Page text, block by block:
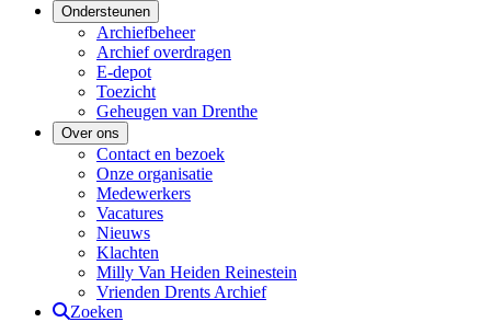
Ondersteunen
Archiefbeheer
Archief overdragen
E-depot
Toezicht
Geheugen van Drenthe
Over ons
Contact en bezoek
Onze organisatie
Medewerkers
Vacatures
Nieuws
Klachten
Milly Van Heiden Reinestein
Vrienden Drents Archief
Zoeken